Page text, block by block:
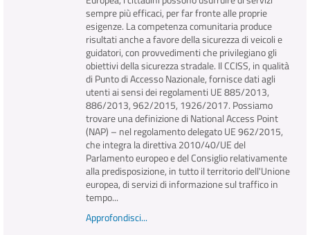
sempre più efficaci, per far fronte alle proprie
esigenze. La competenza comunitaria produce
risultati anche a favore della sicurezza di veicoli e
guidatori, con provvedimenti che privilegiano gli
obiettivi della sicurezza stradale. Il CCISS, in qualità
di Punto di Accesso Nazionale, fornisce dati agli
utenti ai sensi dei regolamenti UE 885/2013,
886/2013, 962/2015, 1926/2017. Possiamo
trovare una definizione di National Access Point
(NAP) – nel regolamento delegato UE 962/2015,
che integra la direttiva 2010/40/UE del
Parlamento europeo e del Consiglio relativamente
alla predisposizione, in tutto il territorio dell'Unione
europea, di servizi di informazione sul traffico in
tempo...
Approfondisci...